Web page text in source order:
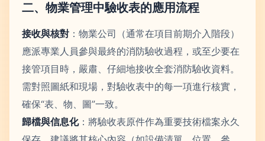
二、物業管理中驗收表的應用流程
接收與核對 ：物業公司（通常在項目前期介入階段）
應派專業人員參與最終的消防驗收過程，或至少要在
接管項目時，嚴肅、仔細地接收全套消防驗收資料。
需對照圖紙和現場，對驗收表中的每一項進行核實，
確保“表、物、圖”一致。
歸檔與信息化：將驗收表原件作為重要技術檔案永久